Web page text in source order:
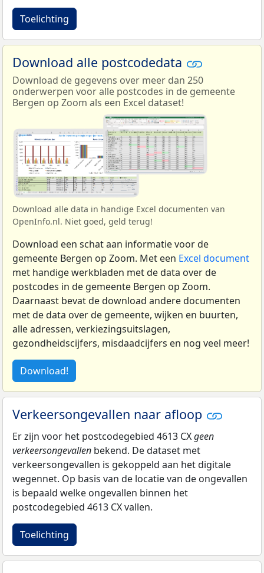
Toelichting
Download alle postcodedata
Download de gegevens over meer dan 250
onderwerpen voor alle postcodes in de gemeente
Bergen op Zoom als een Excel dataset!
Download alle data in handige Excel documenten van
OpenInfo.nl. Niet goed, geld terug!
Download een schat aan informatie voor de
gemeente Bergen op Zoom. Met een Excel document
met handige werkbladen met de data over de
postcodes in de gemeente Bergen op Zoom.
Daarnaast bevat de download andere documenten
met de data over de gemeente, wijken en buurten,
alle adressen, verkiezingsuitslagen,
gezondheidscijfers, misdaadcijfers en nog veel meer!
Download!
Verkeersongevallen naar afloop
Er zijn voor het postcodegebied 4613 CXgeen
verkeersongevallen bekend. De dataset met
verkeersongevallen is gekoppeld aan het digitale
wegennet. Op basis van de locatie van de ongevallen
is bepaald welke ongevallen binnen het
postcodegebied 4613 CX vallen.
Toelichting